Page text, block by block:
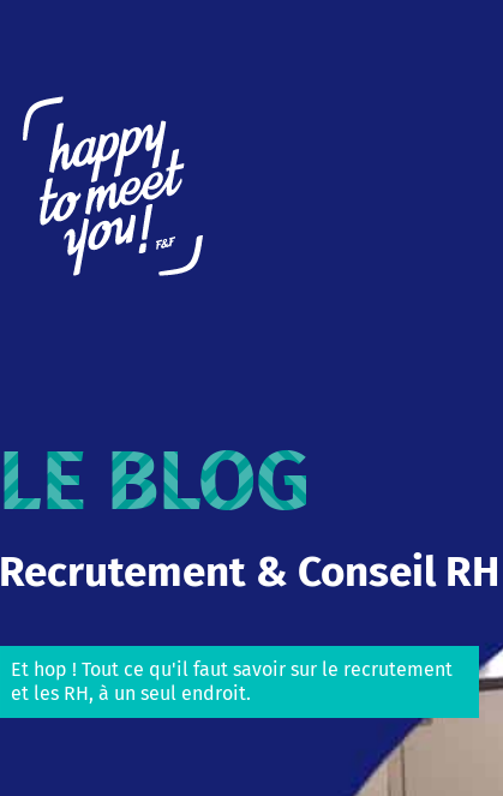
LE BLOG
Recrutement & Conseil RH
Et hop ! Tout ce qu'il faut savoir sur le recrutement
et les RH, à un seul endroit.